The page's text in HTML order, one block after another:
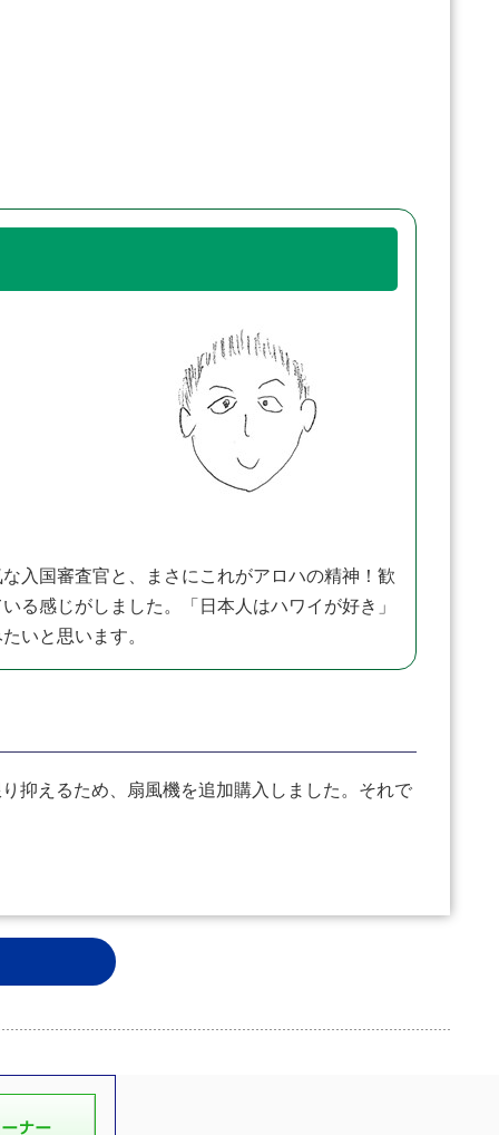
入国審査官と、まさにこれがアロハの精神！歓
る感じがしました。「日本人はハワイが好き」
いと思います。
抑えるため、扇風機を追加購入しました。それで